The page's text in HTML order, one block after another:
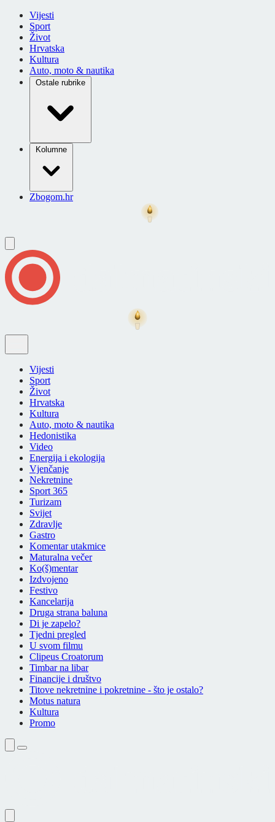
Vijesti
Sport
Život
Hrvatska
Kultura
Auto, moto & nautika
Ostale rubrike
Kolumne
Zbogom.hr
Vijesti
Sport
Život
Hrvatska
Kultura
Auto, moto & nautika
Hedonistika
Video
Energija i ekologija
Vjenčanje
Nekretnine
Sport 365
Turizam
Svijet
Zdravlje
Gastro
Komentar utakmice
Maturalna večer
Ko(š)mentar
Izdvojeno
Festivo
Kancelarija
Druga strana baluna
Di je zapelo?
Tjedni pregled
U svom filmu
Clipeus Croatorum
Timbar na libar
Financije i društvo
Titove nekretnine i pokretnine - što je ostalo?
Motus natura
Kultura
Promo